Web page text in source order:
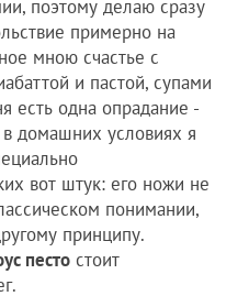
поэтому делаю сразу
примерно на
мною счастье с
и пастой, супами
есть одна опрадание -
домашних условиях я
вот штук: его ножи не
понимании,
принципу.
песто стоит